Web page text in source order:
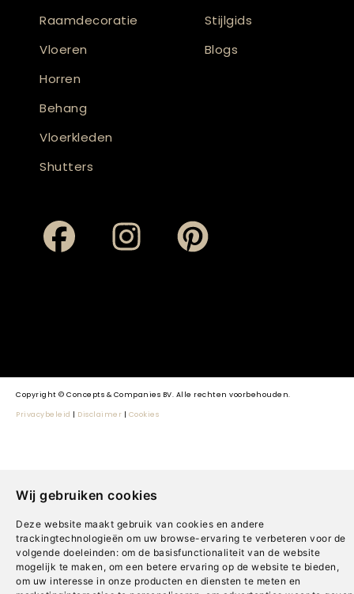
Wij gebruiken cookies
Deze website maakt gebruik van cookies en andere
trackingtechnologieën om uw browse-ervaring te verbeteren voor de
volgende doeleinden: om de basisfunctionaliteit van de website
mogelijk te maken , om een betere ervaring op de website te bieden ,
om uw interesse in onze producten en diensten te meten en
Raamdecoratie
Vloeren
Horren
Behang
Vloerkleden
Shutters
Stijlgids
Blogs
Copyright © Concepts & Companies BV. Alle rechten voorbehouden.
Privacybeleid | Disclaimer | Cookies